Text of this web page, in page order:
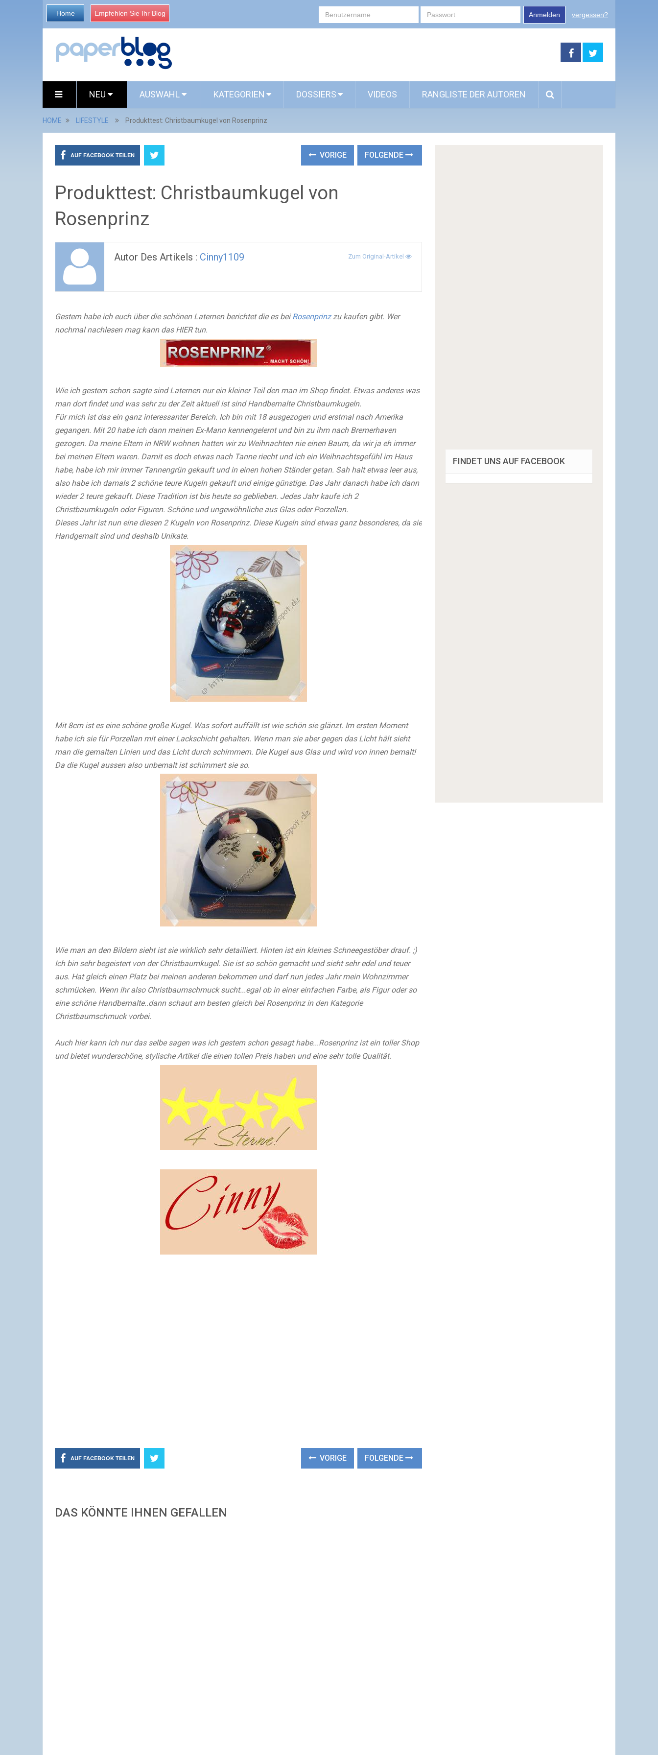
Home Empfehlen Sie Ihr Blog Anmelden vergessen?
NEU AUSWAHL KATEGORIEN DOSSIERS VIDEOS RANGLISTE DER AUTOREN
HOME LIFESTYLE Produkttest: Christbaumkugel von Rosenprinz
AUF FACEBOOK TEILEN VORIGE FOLGENDE
Produkttest: Christbaumkugel von
Rosenprinz
Autor Des Artikels : Cinny1109 Zum Original-Artikel
Gestern habe ich euch über die schönen Laternen berichtet die es beiRosenprinzzu kaufen gibt. Wer
nochmal nachlesen mag kann das HIER tun.
Wie ich gestern schon sagte sind Laternen nur ein kleiner Teil den man im Shop findet. Etwas anderes was
man dort findet und was sehr zu der Zeit aktuell ist sind Handbemalte Christbaumkugeln.
Für mich ist das ein ganz interessanter Bereich. Ich bin mit 18 ausgezogen und erstmal nach Amerika
gegangen. Mit 20 habe ich dann meinen Ex-Mann kennengelernt und bin zu ihm nach Bremerhaven
gezogen. Da meine Eltern in NRW wohnen hatten wir zu Weihnachten nie einen Baum, da wir ja eh immer
bei meinen Eltern waren. Damit es doch etwas nach Tanne riecht und ich ein Weihnachtsgefühl im Haus
habe, habe ich mir immer Tannengrün gekauft und in einen hohen Ständer getan. Sah halt etwas leer aus,
also habe ich damals 2 schöne teure Kugeln gekauft und einige günstige. Das Jahr danach habe ich dann
wieder 2 teure gekauft. Diese Tradition ist bis heute so geblieben. Jedes Jahr kaufe ich 2
Christbaumkugeln oder Figuren. Schöne und ungewöhnliche aus Glas oder Porzellan.
Dieses Jahr ist nun eine diesen 2 Kugeln von Rosenprinz. Diese Kugeln sind etwas ganz besonderes, da sie
Handgemalt sind und deshalb Unikate.
Mit 8cm ist es eine schöne große Kugel. Was sofort auffällt ist wie schön sie glänzt. Im ersten Moment
habe ich sie für Porzellan mit einer Lackschicht gehalten. Wenn man sie aber gegen das Licht hält sieht
man die gemalten Linien und das Licht durch schimmern. Die Kugel aus Glas und wird von innen bemalt!
Da die Kugel aussen also unbemalt ist schimmert sie so.
Wie man an den Bildern sieht ist sie wirklich sehr detailliert. Hinten ist ein kleines Schneegestöber drauf. ;)
Ich bin sehr begeistert von der Christbaumkugel. Sie ist so schön gemacht und sieht sehr edel und teuer
aus. Hat gleich einen Platz bei meinen anderen bekommen und darf nun jedes Jahr mein Wohnzimmer
schmücken. Wenn ihr also Christbaumschmuck sucht...egal ob in einer einfachen Farbe, als Figur oder so
eine schöne Handbemalte..dann schaut am besten gleich bei Rosenprinz in den Kategorie
Christbaumschmuck vorbei.
Auch hier kann ich nur das selbe sagen was ich gestern schon gesagt habe...Rosenprinz ist ein toller Shop
und bietet wunderschöne, stylische Artikel die einen tollen Preis haben und eine sehr tolle Qualität.
AUF FACEBOOK TEILEN VORIGE FOLGENDE
DAS KÖNNTE IHNEN GEFALLEN
FINDET UNS AUF FACEBOOK